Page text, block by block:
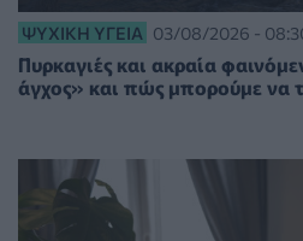
ΨΥΧΙΚΉ ΥΓΕΊΑ 03/08/2026 -
Πυρκαγιές και ακραία
άγχος» και πώς μπορούμε να